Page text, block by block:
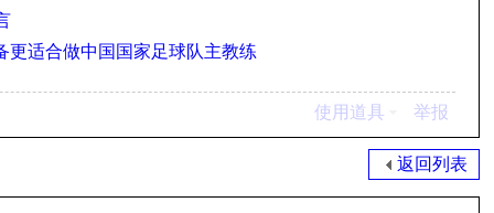
更适合做中国国家足球队主教练
使用道具 举报
返回列表